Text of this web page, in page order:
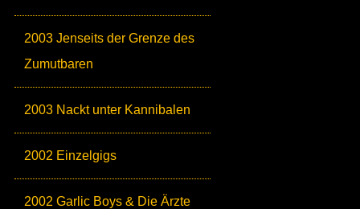
2003 Jenseits der Grenze des
Zumutbaren
2003 Nackt unter Kannibalen
2002 Einzelgigs
2002 Garlic Boys & Die Ärzte